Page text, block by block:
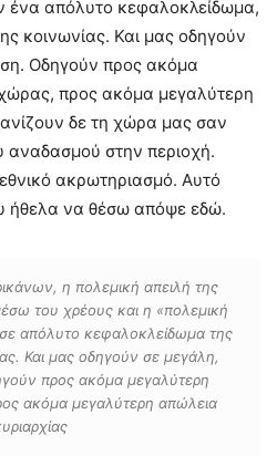
ένα απόλυτο κεφαλοκλείδωμα,
κοινωνίας. Και μας οδηγούν
Οδηγούν προς ακόμα
προς ακόμα μεγαλύτερη
δε τη χώρα μας σαν
αναδασμού στην περιοχή.
ακρωτηριασμό. Αυτό
ήθελα να θέσω απόψε εδώ.
η πολεμική απειλή της
του χρέους και η «πολεμική
απόλυτο κεφαλοκλείδωμα της
Και μας οδηγούν σε μεγάλη,
προς ακόμα μεγαλύτερη
ακόμα μεγαλύτερη απώλεια